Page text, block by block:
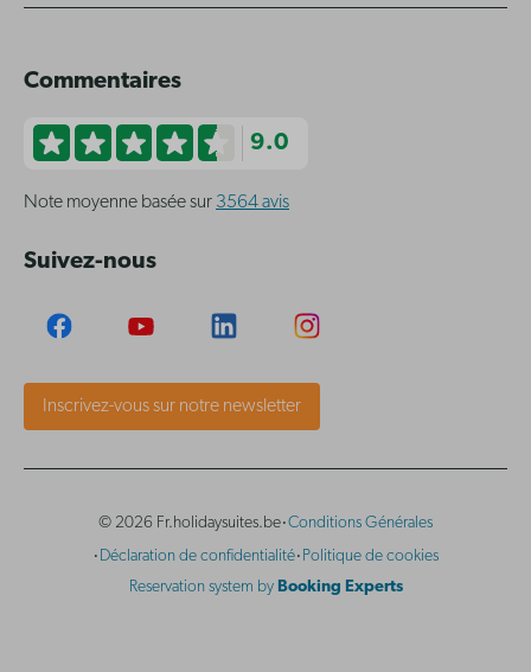
Commentaires
9.0
Note moyenne basée sur 3564 avis
Suivez-nous
Inscrivez-vous sur notre newsletter
© 2026 Fr.holidaysuites.be·Conditions Générales
· Déclaration de confidentialité· Politique de cookies
Reservation system by Booking Experts